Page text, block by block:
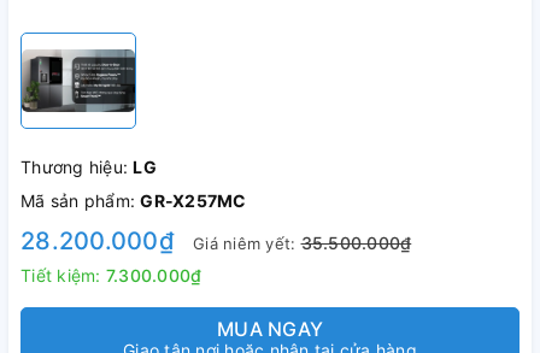
Thương hiệu:LG
Mã sản phẩm:GR-X257MC
28.200.000₫ Giá niêm yết:35.500.000₫
Tiết kiệm: 7.300.000₫
MUA NGAY